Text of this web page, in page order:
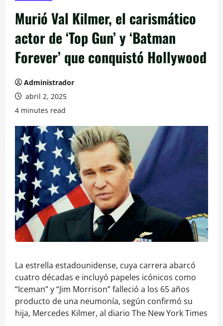
Murió Val Kilmer, el carismático
actor de ‘Top Gun’ y ‘Batman
Forever’ que conquistó Hollywood
Administrador
abril 2, 2025
4 minutes read
La estrella estadounidense, cuya carrera abarcó
cuatro décadas e incluyó papeles icónicos como
“Iceman” y “Jim Morrison” falleció a los 65 años
producto de una neumonía, según confirmó su
hija, Mercedes Kilmer, al diario The New York Times